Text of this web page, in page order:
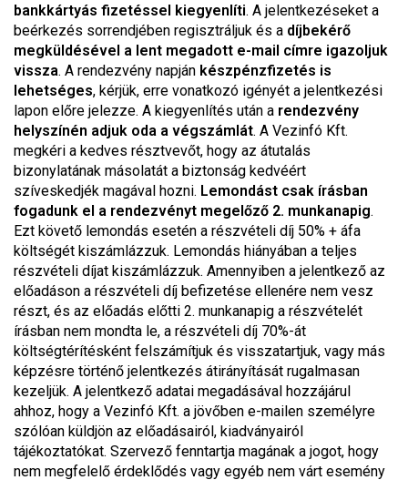
bankkártyás fizetéssel kiegyenlíti. A jelentkezéseket a
beérkezés sorrendjében regisztráljuk és a díjbekérő
megküldésével a lent megadott e-mail címre igazoljuk
vissza. A rendezvény napján készpénzfizetés is
lehetséges, kérjük, erre vonatkozó igényét a jelentkezési
lapon előre jelezze. A kiegyenlítés után a rendezvény
helyszínén adjuk oda a végszámlát. A Vezinfó Kft.
megkéri a kedves résztvevőt, hogy az átutalás
bizonylatának másolatát a biztonság kedvéért
szíveskedjék magával hozni. Lemondást csak írásban
fogadunk el a rendezvényt megelőző 2. munkanapig.
Ezt követő lemondás esetén a részvételi díj 50% + áfa
költségét kiszámlázzuk. Lemondás hiányában a teljes
részvételi díjat kiszámlázzuk. Amennyiben a jelentkező az
előadáson a részvételi díj befizetése ellenére nem vesz
részt, és az előadás előtti 2. munkanapig a részvételét
írásban nem mondta le, a részvételi díj 70%-át
költségtérítésként felszámítjuk és visszatartjuk, vagy más
képzésre történő jelentkezés átirányítását rugalmasan
kezeljük. A jelentkező adatai megadásával hozzájárul
ahhoz, hogy a Vezinfó Kft. a jövőben e-mailen személyre
szólóan küldjön az előadásairól, kiadványairól
tájékoztatókat. Szervező fenntartja magának a jogot, hogy
nem megfelelő érdeklődés vagy egyéb nem várt esemény